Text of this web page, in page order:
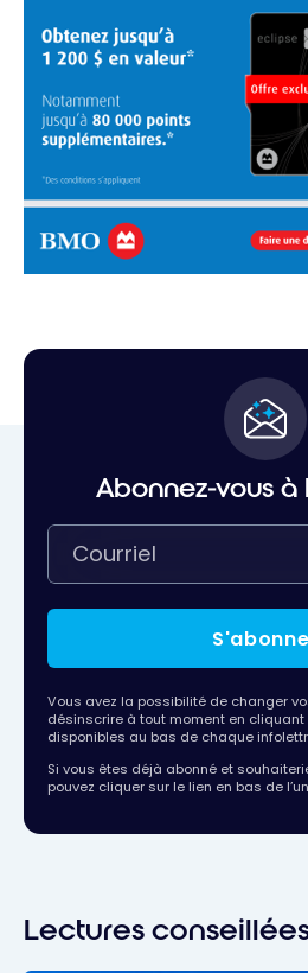
Abonnez-vous
Vous avez la possibilité de changer
désinscrire à tout moment en cliquant
disponibles au bas de chaque
Si vous êtes déjà abonné et
pouvez cliquer sur le lien en bas de
Lectures